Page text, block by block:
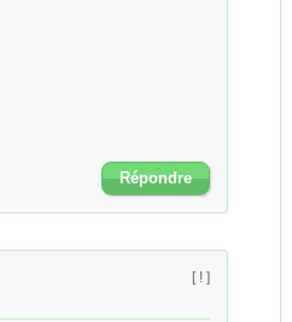
Répondre
[ ! ]